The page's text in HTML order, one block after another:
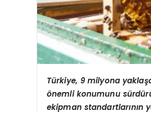
Türkiye, 9 milyona yaklaş
önemli konumunu sürdür
ekipman standartlarının